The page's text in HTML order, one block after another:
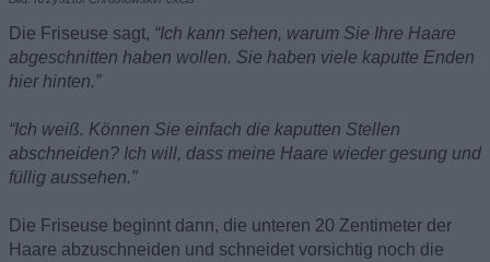
Die Friseuse sagt, “Ich kann sehen, warum Sie Ihre Haare
abgeschnitten haben wollen. Sie haben viele kaputte Enden
hier hinten.”
“Ich weiß. Können Sie einfach die kaputten Stellen
abschneiden? Ich will, dass meine Haare wieder gesung und
füllig aussehen.”
Die Friseuse beginnt dann, die unteren 20 Zentimeter der
Haare abzuschneiden und schneidet vorsichtig noch die